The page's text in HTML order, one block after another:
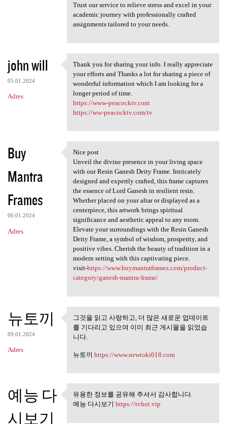
Trust our service to relieve stress and excel in your
academic journey with professionally crafted
assignments tailored to your needs.
john will
05.01.2024
Adres
Thank you for sharing your
Thank you for sharing your info. I really appreciate
your efforts and Thanks a lot for sharing a piece of
wonderful information which I am looking for a
longer period of time.
https://www-peacocktv.com
https://ww-peacocktv.com/tv
Buy
Mantra
Frames
06.01.2024
Adres
Nice post
Nice post
Unveil the divine presence in your living space
with our Resin Ganesh Deity Frame. Intricately
designed and expertly crafted, this frame captures
the essence of Lord Ganesh in resilient resin.
Whether placed on your altar or displayed as a
centerpiece, this artwork brings spiritual
significance and aesthetic appeal to any room.
Elevate your surroundings with the Resin Ganesh
Deity Frame, a symbol of wisdom, prosperity, and
positive vibes. Cherish the beauty of tradition in a
modern setting with this captivating piece.
visit-https://www.buymantraframes.com/product-
category/ganesh-mantra-frame/
뉴토끼
09.01.2024
Adres
그것을 읽고 사랑하고, 더 많은 새
로운 업데이트를
그것을 읽고 사랑하고, 더 많은 새로운 업데이트
를 기다리고 있으며 이미 최근 게시물을 읽었습
니다.
뉴토끼 https://www.newtoki018.com
예능 다
시보기
유용한 정보를 공유해 주셔서 감
유용한 정보를 공유해 주셔서 감사합니다.
예능 다시보기 https://tvhot.vip